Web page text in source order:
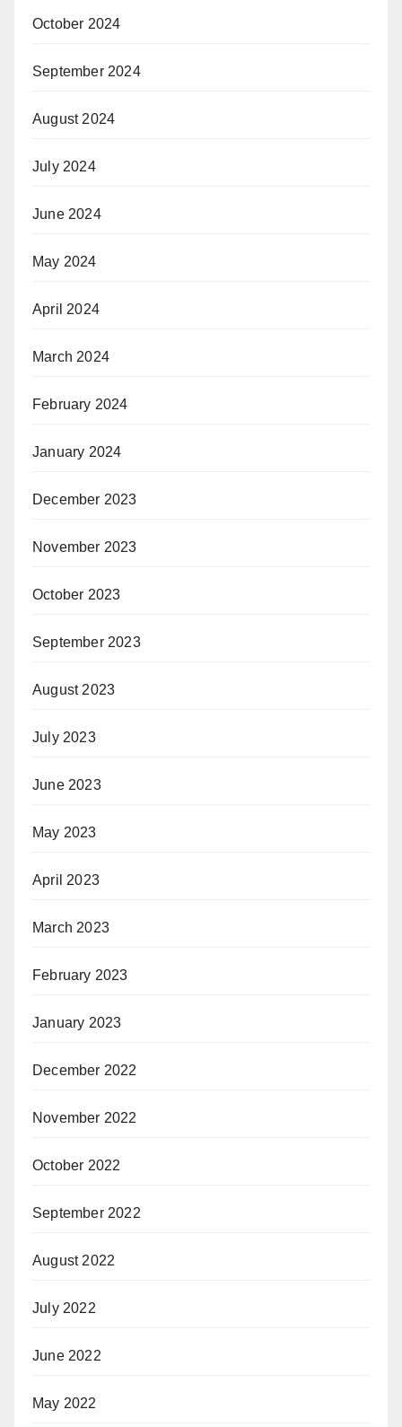
October 2024
September 2024
August 2024
July 2024
June 2024
May 2024
April 2024
March 2024
February 2024
January 2024
December 2023
November 2023
October 2023
September 2023
August 2023
July 2023
June 2023
May 2023
April 2023
March 2023
February 2023
January 2023
December 2022
November 2022
October 2022
September 2022
August 2022
July 2022
June 2022
May 2022